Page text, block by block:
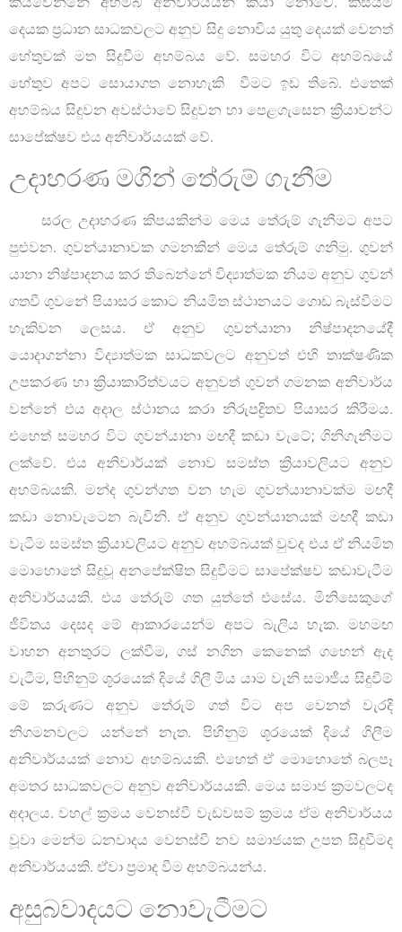
දෙයක ප්‍රධාන සාධකවලට අනුව සිදු නොවිය යුතු දෙයක් වෙනත්
හේතුවක් මත සිදුවීම අහම්බය වේ. සමහර විට අහම්බයේ
හේතුව අපට සොයාගත නොහැකි වීමට ඉඩ තිබේ. එතෙක්
අහම්බය සිදුවන අවස්ථාවේ සිදුවන හා පෙළගැසෙන ක්‍රියාවන්ට
සාපේක්ෂව එය අනිවාර්යයක් වේ.
උදාහරණ මගින් තේරුම් ගැනීම
සරල උදාහරණ කිපයකින්ම මෙය තේරුම් ගැනීමට අපට
පුළුවන. ගුවන්යානාවක ගමනකින් මෙය තේරුම් ගනිමු. ගුවන්
යානා නිෂ්පාදනය කර තිබෙන්නේ විද්‍යාත්මක නියම අනුව ගුවන්
ගතවී ගුවනේ පියාසර කොට නියමිත ස්ථානයට ගොඩ බැස්වීමට
හැකිවන ලෙසය. ඒ අනුව ගුවන්යානා නිෂ්පාදනයේදී
යොදාගන්නා විද්‍යාත්මක සාධකවලට අනුවත් එහි තාක්ෂණික
උපකරණ හා ක්‍රියාකාරිත්වයට අනුවත් ගුවන් ගමනක අනිවාර්ය
වන්නේ එය අදාල ස්ථානය කරා නිරුපද්‍රිතව පියාසර කිරීමය.
එහෙත් සමහර විට ගුවන්යානා මඟදී කඩා වැටේ; ගිනිගැනීමට
ලක්වේ. එය අනිවාර්යක් නොව සමස්ත ක්‍රියාවලියට අනුව
අහම්බයකි. මන්ද ගුවන්ගත වන හැම ගුවන්යානාවක්ම මඟදී
කඩා නොවැටෙන බැවිනි. ඒ අනුව ගුවන්යානයක් මඟදී කඩා
වැටීම සමස්ත ක්‍රියාවලියට අනුව අහම්බයක් වුවද එය ඒ නියමිත
මොහොතේ සිදුවූ අනපේක්ෂිත සිදුවීමට සාපේක්ෂව කඩාවැටීම
අනිවාර්යයකි. එය තේරුම් ගත යුත්තේ එසේය. මිනිසෙකුගේ
ජීවිතය දෙසද මේ ආකාරයෙන්ම අපට බැලිය හැක. මහමඟ
වාහන අනතුරට ලක්වීම, ගස් නගින කෙනෙක් ගහෙන් ඇද
වැටීම, පිහිනුම් ශූරයෙක් දියේ ගිලී මිය යාම වැනි සමාජීය සිදුවීම්
මේ කරුණට අනුව තේරුම් ගත් විට අප වෙනත් වැරදි
නිගමනවලට යන්නේ නැත. පිහිනුම් ශූරයෙක් දියේ ගිලීම
අනිවාර්යයක් නොව අහම්බයකි. එහෙත් ඒ මොහොතේ බලපෑ
අමතර සාධකවලට අනුව අනිවාර්යයකි. මෙය සමාජ ක්‍රමවලටද
අදාලය. වහල් ක්‍රමය වෙනස්වී වැඩවසම් ක්‍රමය ඒම අනිවාර්යය
වූවා මෙන්ම ධනවාදය වෙනස්වී නව සමාජයක උපත සිදුවීමද
අනිවාර්යයකි. ඒවා ප්‍රමාද වීම අහම්බයන්ය.
අසුබවාදයට නොවැටීමට